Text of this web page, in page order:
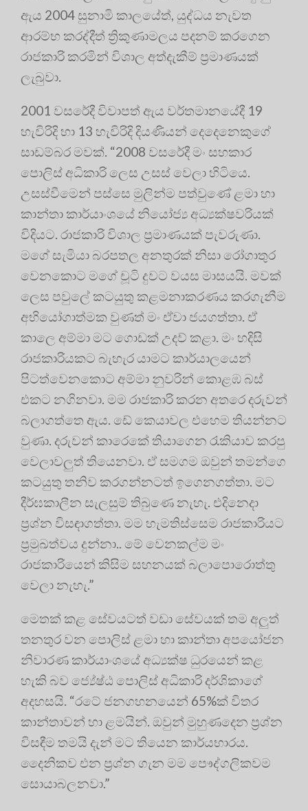
ඇය 2004 සුනාමි කාලයේත්, යුද්ධය නැවත
ආරම්භ කරද්දීත් ත්‍රිකුණාමලය පදනම් කරගෙන
රාජකාරි කරමින් විශාල අත්දැකීම් ප්‍රමාණයක්
ලැබුවා.
2001 වසරේදී විවාපත් ඇය වර්තමානයේදී 19
හැවිරිදි හා 13 හැවිරිදි දියණියන් දෙදෙනෙකුගේ
සාඩම්බර මවක්. “2008 වසරේදී මං සහකාර
පොලිස් අධිකාරි ලෙස උසස් වෙලා හිටියෙ.
උසස්වීමෙන් පස්සෙ මුලින්ම පත්වුණේ ළමා හා
කාන්තා කාර්යාංශයේ නියෝජ්‍ය අධ්‍යක්ෂවරියක්
විදියට. රාජකාරි විශාල ප්‍රමාණයක් පැවරුණා.
මගේ සැමියා බරපතල අනතුරක් නිසා රෝගාතුර
වෙනකොට මගේ චූටි දුවට වයස මාසයයි. මවක්
ලෙස පවුලේ කටයුතු කළමනාකරණය කරගැනීම
අභියෝගාත්මක වුණත් මං ඒවා ජයගත්තා. ඒ
කාලෙ අම්මා මට ගොඩක් උදව් කළා. මං හදිසි
රාජකාරියකට බැහැර යාමට කාර්යාලයෙන්
පිටත්වෙනකොට අම්මා නුවරින් කොළඹ බස්
එකට නගිනවා. මම රාජකාරි කරන අතරෙ දරුවන්
බලාගත්තෙ ඇය. ඩේ කෙයාවල එහෙම තියන්නට
වුණා. දරුවන් කාරෙකේ තියාගෙන රැකියාව කරපු
වෙලාවලුත් තියෙනවා. ඒ සමගම ඔවුන් තමන්ගෙ
කටයුතු තනිව කරගන්නටත් ඉගෙනගත්තා. මට
දීර්ඝකාලීන සැලසුම් තිබුණෙ නැහැ. එදිනෙදා
ප්‍රශ්න විසඳාගත්තා. මම හැමතිස්සෙම රාජකාරියට
ප්‍රමුඛත්වය දුන්නා.. මේ වෙනකල්ම මං
රාජකාරියෙන් කිසිම සහනයක් බලාපොරොත්තු
වෙලා නැහැ.”
මෙතක් කළ සේවයටත් වඩා සේවයක් තම අලුත්
තනතුර වන පොලිස් ළමා හා කාන්තා අපයෝජන
නිවාරණ කාර්යාංශයේ අධ්‍යක්ෂ ධුරයෙන් කළ
හැකි බව ජ්‍යේෂ්ඨ පොලිස් අධිකාරි දර්ශිකාගේ
අදහසයි. “රටේ ජනගහනයෙන් 65%ක් විතර
කාන්තාවන් හා ළමයින්. ඔවුන් මුහුණදෙන ප්‍රශ්න
විසඳීම තමයි දැන් මට තියෙන කාර්යභාරය.
දෛනිකව එන ප්‍රශ්න ගැන මම පෞද්ගලිකවම
සොයාබලනවා.”